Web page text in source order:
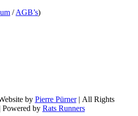
/AGB’s)
by Pierre Pürner| All Rights
Powered by Rats Runners